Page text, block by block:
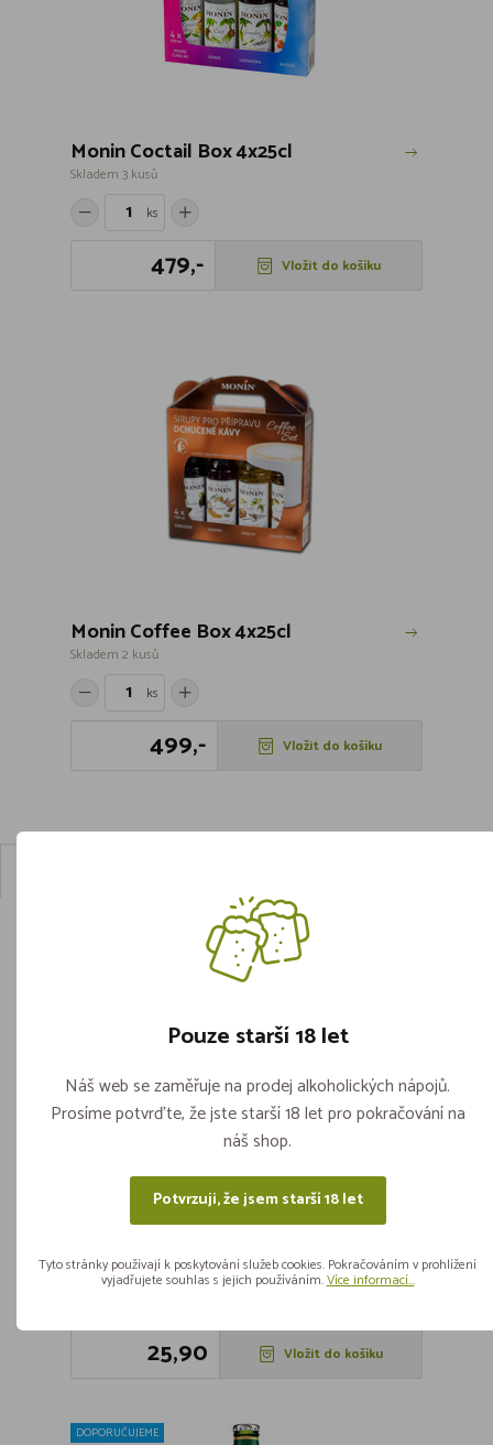
Monin Coctail Box 4x25cl
Skladem 3 kusů
ks
479,- Vložit do košíku
Monin Coffee Box 4x25cl
Skladem 2 kusů
ks
499,- Vložit do košíku
Skladem více jak 5 kusů
25,90 Vložit do košíku
DOPORUČUJEME
Pouze starší 18 let
Náš web se zaměřuje na prodej alkoholických nápojů.
Prosíme potvrďte, že jste starší 18 let pro pokračování na
náš shop.
Potvrzuji, že jsem starší 18 let
Tyto stránky používají k poskytování služeb cookies. Pokračováním v prohlížení
vyjadřujete souhlas s jejich používáním.Více informací...